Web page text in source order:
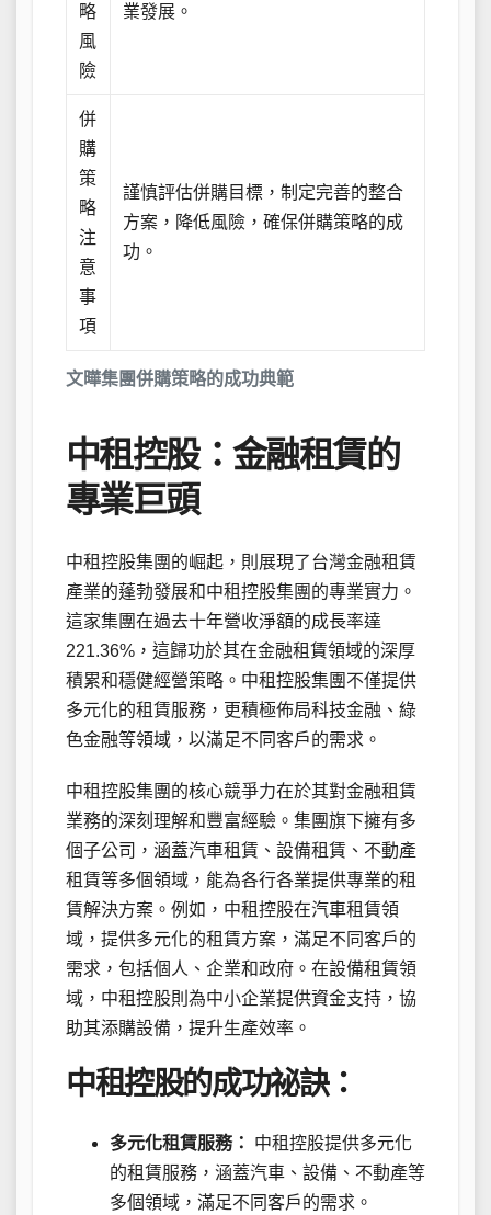
文曄集團併購策略的成功典範
略
風
險
業發展。
併
購
策
略
注
意
事
項
謹慎評估併購目標，制定完善的整合
方案，降低風險，確保併購策略的成
功。
中租控股：金融租賃的
專業巨頭
中租控股集團的崛起，則展現了台灣金融租賃
產業的蓬勃發展和中租控股集團的專業實力。
這家集團在過去十年營收淨額的成長率達
221.36%，這歸功於其在金融租賃領域的深厚
積累和穩健經營策略。中租控股集團不僅提供
多元化的租賃服務，更積極佈局科技金融、綠
色金融等領域，以滿足不同客戶的需求。
中租控股集團的核心競爭力在於其對金融租賃
業務的深刻理解和豐富經驗。集團旗下擁有多
個子公司，涵蓋汽車租賃、設備租賃、不動產
租賃等多個領域，能為各行各業提供專業的租
賃解決方案。例如，中租控股在汽車租賃領
域，提供多元化的租賃方案，滿足不同客戶的
需求，包括個人、企業和政府。在設備租賃領
域，中租控股則為中小企業提供資金支持，協
助其添購設備，提升生產效率。
中租控股的成功祕訣：
多元化租賃服務：
中租控股提供多元化
的租賃服務，涵蓋汽車、設備、不動產等
多個領域，滿足不同客戶的需求。